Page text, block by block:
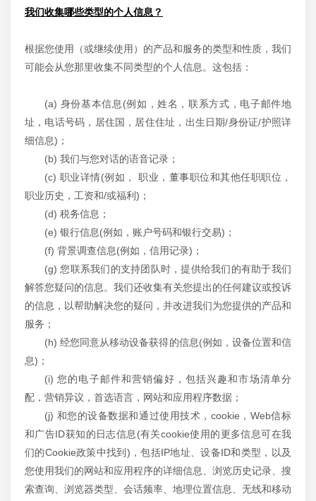
我们收集哪些类型的个人信息？
根据您使用（或继续使用）的产品和服务的类型和性质，我们
可能会从您那里收集不同类型的个人信息。这包括：
(a) 身份基本信息(例如，姓名，联系方式，电子邮件地
址，电话号码，居住国，居住住址，出生日期/身份证/护照详
细信息)；
(b) 我们与您对话的语音记录；
(c) 职业详情(例如， 职业，董事职位和其他任职职位，
职业历史，工资和/或福利)；
(d) 税务信息；
(e) 银行信息(例如，账户号码和银行交易)；
(f) 背景调查信息(例如，信用记录)；
(g) 您联系我们的支持团队时，提供给我们的有助于我们
解答您疑问的信息。我们还收集有关您提出的任何建议或投诉
的信息，以帮助解决您的疑问，并改进我们为您提供的产品和
服务；
(h) 经您同意从移动设备获得的信息(例如，设备位置和信
息)；
(i) 您的电子邮件和营销偏好，包括兴趣和市场清单分
配，营销异议，首选语言，网站和应用程序数据；
(j) 和您的设备数据和通过使用技术，cookie，Web信标
和广告ID获知的日志信息(有关cookie使用的更多信息可在我
们的Cookie政策中找到)，包括IP地址、设备ID和类型，以及
您使用我们的网站和应用程序的详细信息、浏览历史记录、搜
索查询、浏览器类型、会话频率、地理位置信息、无线和移动